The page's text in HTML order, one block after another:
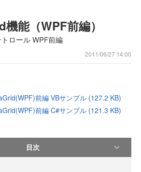
能（WPF前編）
トロール WPF前編
2011/06/27 14:00
前編 VBサンプル (127.2 KB)
前編 C#サンプル (121.3 KB)
目次